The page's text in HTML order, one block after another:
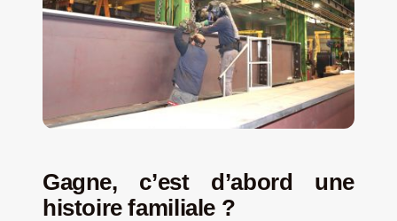
Gagne, c’est d’abord une
histoire familiale ?